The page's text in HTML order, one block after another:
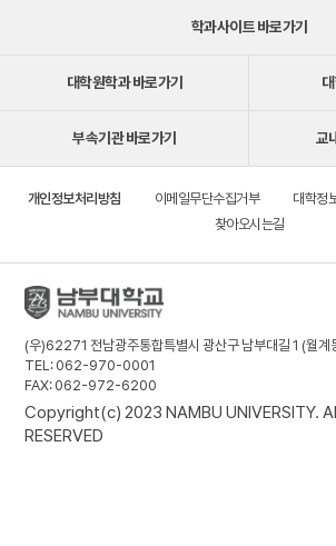
학과사이트 바로가기
대학원학과 바로가기
부속기관 바로가기 교
개인정보처리방침 이메일무단수집거부 대학정
찾아오시는길
(우)62271 전남광주통합특별시 광산구 남부대길 1 (월계
TEL: 062-970-0001
FAX: 062-972-6200
Copyright(c) 2023 NAMBU UNIVERSITY.
RESERVED